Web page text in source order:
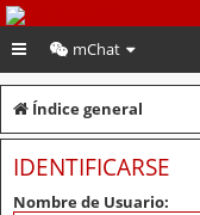
PeruVoley.com
mChat
Índice general
IDENTIFICARSE
Nombre de Usuario: